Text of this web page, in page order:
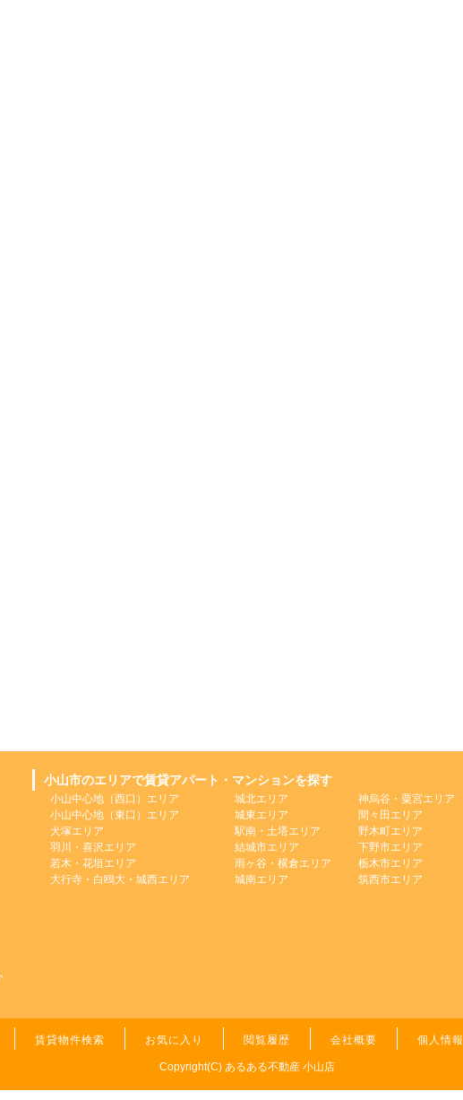
小山市のエリアで賃貸アパート・マンションを探す
小山中心地（西口）エリア
小山中心地（東口）エリア
犬塚エリア
羽川・喜沢エリア
若木・花垣エリア
大行寺・白鴎大・城西エリア
城北エリア
城東エリア
駅南・土塔エリア
結城市エリア
雨ヶ谷・横倉エリア
城南エリア
神烏谷・粟宮エリア
間々田エリア
野木町エリア
下野市エリア
栃木市エリア
筑西市エリア
賃貸物件検索 お気に入り 閲覧履歴 会社概要 個人情報
Copyright(C) あるある不動産 小山店